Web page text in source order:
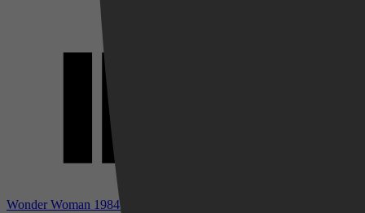
Wonder Woman 1984 bij IMDb